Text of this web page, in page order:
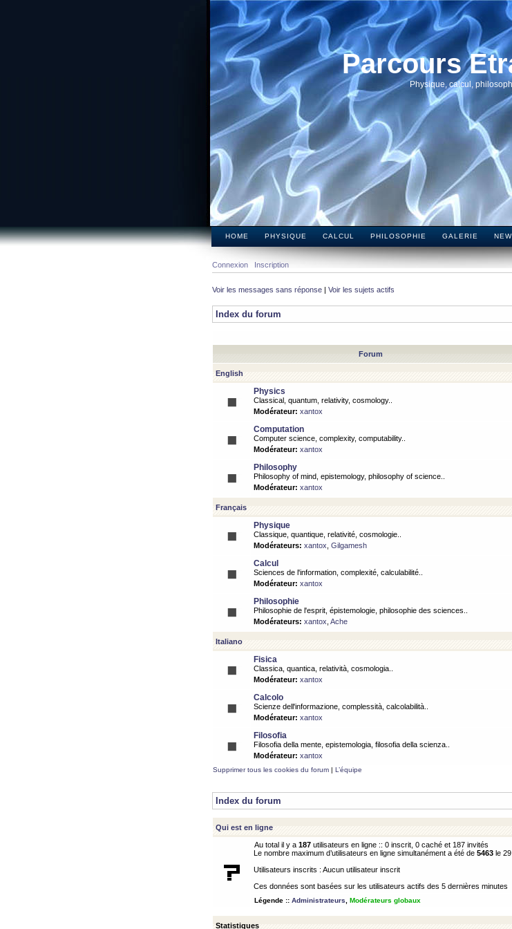
Parcours
Physique, calcul,
HOME PHYSIQUE CALCUL PHILOSOPHIE GALERIE
Connexion Inscription
Voir les messages sans réponse | Voir les sujets actifs
Index du forum
Forum
English
Physics
Classical, quantum, relativity, cosmology..
Modérateur: xantox
Computation
Computer science, complexity, computability..
Modérateur: xantox
Philosophy
Philosophy of mind, epistemology, philosophy of science..
Modérateur: xantox
Français
Physique
Classique, quantique, relativité, cosmologie..
Modérateurs: xantox Gilgamesh
Calcul
Sciences de l'information, complexité, calculabilité..
Modérateur: xantox
Philosophie
Philosophie de l'esprit, épistemologie, philosophie des sciences..
Modérateurs: xantox Ache
Italiano
Fisica
Classica, quantica, relatività, cosmologia..
Modérateur: xantox
Calcolo
Scienze dell'informazione, complessità, calcolabilità..
Modérateur: xantox
Filosofia
Filosofia della mente, epistemologia, filosofia della scienza..
Modérateur: xantox
Supprimer tous les cookies du forum | L’équipe
Index du forum
Qui est en ligne
Au total il y a 187 utilisateurs en ligne :: 0 inscrit, 0 caché et 187 invités
Le nombre maximum d’utilisateurs en ligne simultanément a été de 5463 le
Utilisateurs inscrits : Aucun utilisateur inscrit
Ces données sont basées sur les utilisateurs actifs des 5 dernières minutes
Légende :: Administrateurs Modérateurs globaux
Statistiques